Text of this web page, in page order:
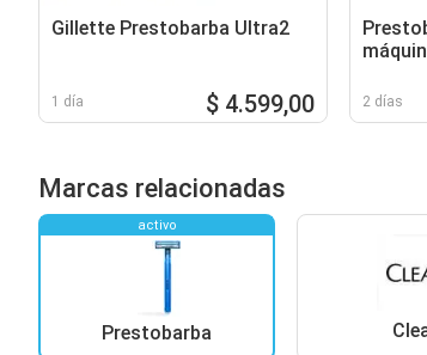
Gillette Prestobarba Ultra2
1 día $ 4.599,00 2 días
Marcas relacionadas
activo
Prestobarba